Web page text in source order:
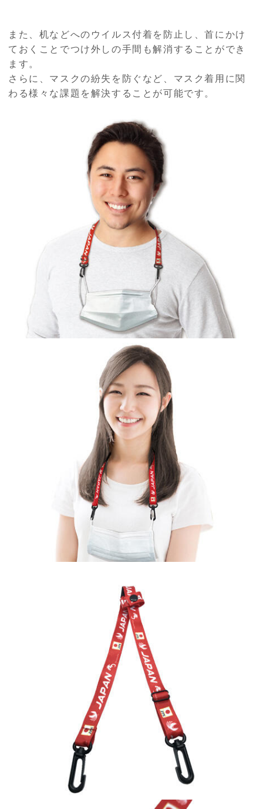
また、机などへのウイルス付着を防止し、首にかけ
ておくことでつけ外しの手間も解消することができ
ます。
さらに、マスクの紛失を防ぐなど、マスク着用に関
わる様々な課題を解決することが可能です。